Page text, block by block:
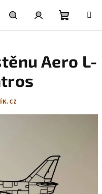
HledatPřihlášeníNákupní
košík
Aero L-